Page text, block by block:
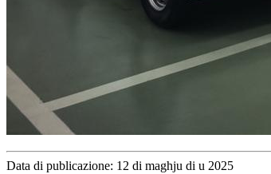
Data di publicazione: 12 di maghju di u 2025